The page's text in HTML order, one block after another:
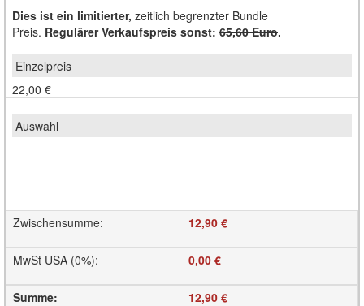
Dies ist ein limitierter, zeitlich begrenzter Bundle
Preis. Regulärer Verkaufspreis sonst: 65,60 Euro.
22,00 €
Zwischensumme: 12,90 €
MwSt USA (0%): 0,00 €
Summe: 12,90 €